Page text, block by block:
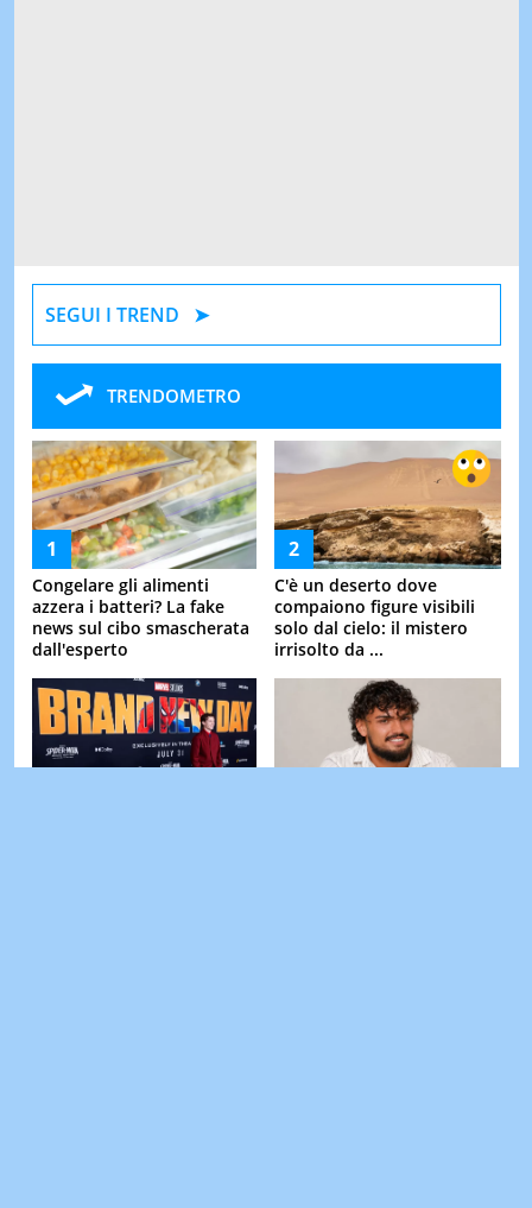
SEGUI I TREND
TRENDOMETRO
Congelare gli alimenti
azzera i batteri? La fake
news sul cibo smascherata
dall'esperto
C'è un deserto dove
compaiono figure visibili
solo dal cielo: il mistero
irrisolto da ...